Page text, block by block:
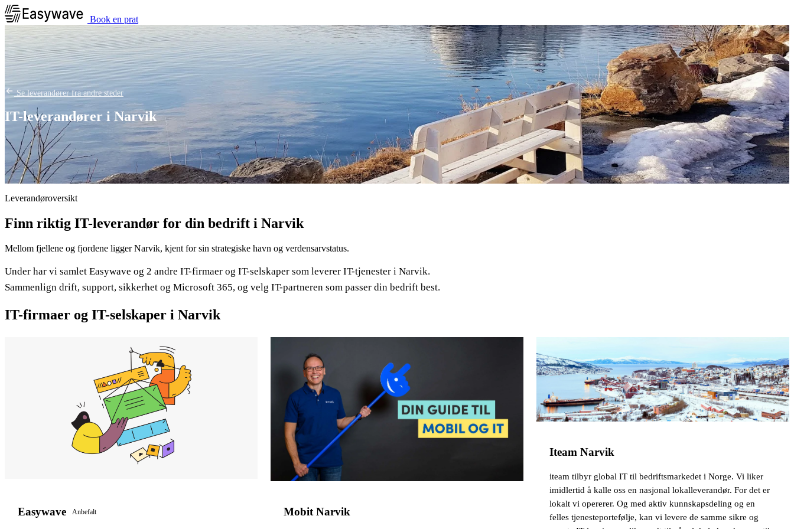
Book en prat
Se leverandører fra andre steder
IT-leverandører i Narvik
Leverandøroversikt
Finn riktig IT-leverandør for din bedrift i Narvik
Mellom fjellene og fjordene ligger Narvik, kjent for sin strategiske havn og verdensarvstatus.
Under har vi samlet Easywave og 2 andre IT-firmaer og IT-selskaper som leverer IT-tjenester i Narvik.
Sammenlign drift, support, sikkerhet og Microsoft 365, og velg IT-partneren som passer din bedrift best.
IT-firmaer og IT-selskaper i Narvik
Easywave Anbefalt Mobit Narvik
Iteam Narvik
iteam tilbyr global IT til bedriftsmarkedet i Norge. Vi liker
imidlertid å kalle oss en nasjonal lokalleverandør. For det er
lokalt vi opererer. Og med aktiv kunnskapsdeling og en
felles tjenesteportefølje, kan vi levere de samme sikre og